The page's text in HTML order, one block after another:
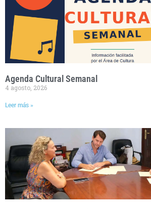
Agenda Cultural Semanal
4 agosto, 2026
Leer más »